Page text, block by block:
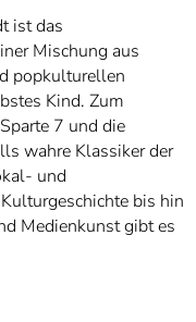
ist das
Mischung aus
popkulturellen
Kind. Zum
7 und die
wahre Klassiker der
und
bis hin
Medienkunst gibt es